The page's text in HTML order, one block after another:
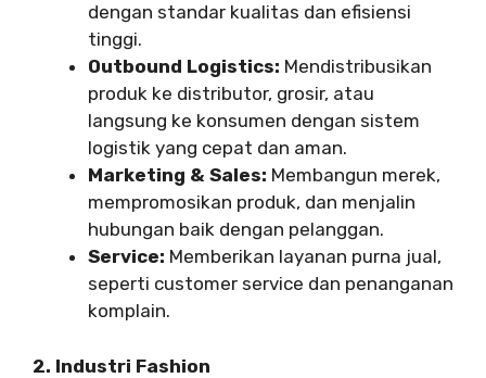
dengan standar kualitas dan efisiensi
tinggi.
Outbound Logistics: Mendistribusikan
produk ke distributor, grosir, atau
langsung ke konsumen dengan sistem
logistik yang cepat dan aman.
Marketing & Sales: Membangun merek,
mempromosikan produk, dan menjalin
hubungan baik dengan pelanggan.
Service: Memberikan layanan purna jual,
seperti customer service dan penanganan
komplain.
2. Industri Fashion